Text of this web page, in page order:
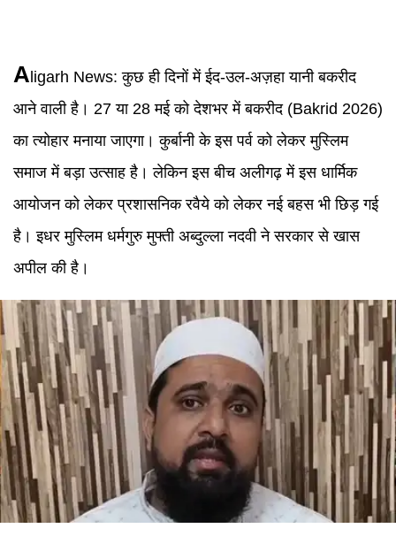
A ligarh News: कुछ ही दिनों में ईद-उल-अज़हा यानी बकरीद
आने वाली है। 27 या 28 मई को देशभर में बकरीद (Bakrid 2026)
का त्योहार मनाया जाएगा। कुर्बानी के इस पर्व को लेकर मुस्लिम
समाज में बड़ा उत्साह है। लेकिन इस बीच अलीगढ़ में इस धार्मिक
आयोजन को लेकर प्रशासनिक रवैये को लेकर नई बहस भी छिड़ गई
है। इधर मुस्लिम धर्मगुरु मुफ्ती अब्दुल्ला नदवी ने सरकार से खास
अपील की है।